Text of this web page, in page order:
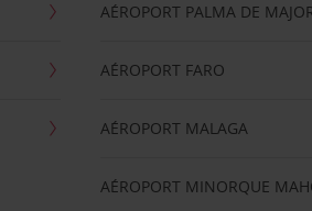
AÉROPORT PALMA DE
AÉROPORT FARO
AÉROPORT MALAGA
AÉROPORT MINORQUE